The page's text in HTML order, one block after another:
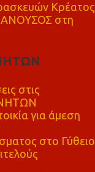
Κρέατος
ΑΝΟΥΣΟΣ στη
στις
για άμεση
στο Γύθειο